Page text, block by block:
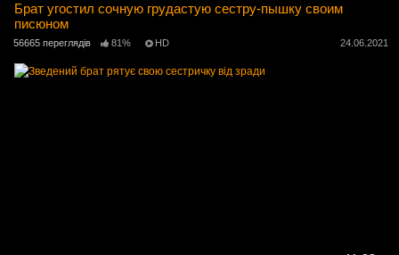
Брат угостил сочную грудастую сестру-пышку своим
писюном
56665 переглядів 81% HD 24.06.2021